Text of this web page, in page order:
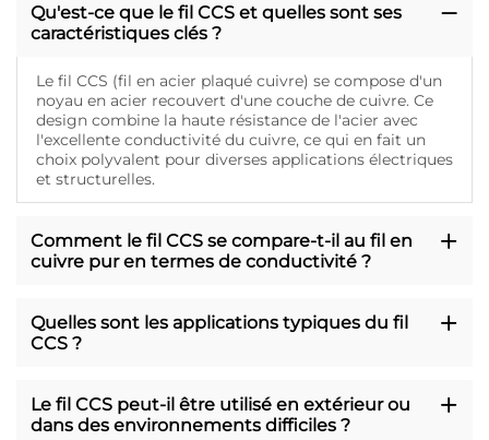
Qu'est-ce que le fil CCS et quelles sont ses
caractéristiques clés ?
Le fil CCS (fil en acier plaqué cuivre) se compose d'un
noyau en acier recouvert d'une couche de cuivre. Ce
design combine la haute résistance de l'acier avec
l'excellente conductivité du cuivre, ce qui en fait un
choix polyvalent pour diverses applications électriques
et structurelles.
Comment le fil CCS se compare-t-il au fil en
cuivre pur en termes de conductivité ?
Quelles sont les applications typiques du fil
CCS ?
Le fil CCS peut-il être utilisé en extérieur ou
dans des environnements difficiles ?